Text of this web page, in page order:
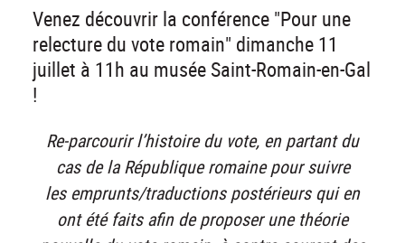
Venez découvrir la conférence "Pour une
relecture du vote romain" dimanche 11
juillet à 11h au musée Saint-Romain-en-Gal
!
Re-parcourir l’histoire du vote, en partant du
cas de la République romaine pour suivre
les emprunts/traductions postérieurs qui en
ont été faits afin de proposer une théorie